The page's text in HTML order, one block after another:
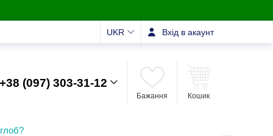
UKR Вхід в акаунт
+38 (097) 303-31-12
Бажання Кошик